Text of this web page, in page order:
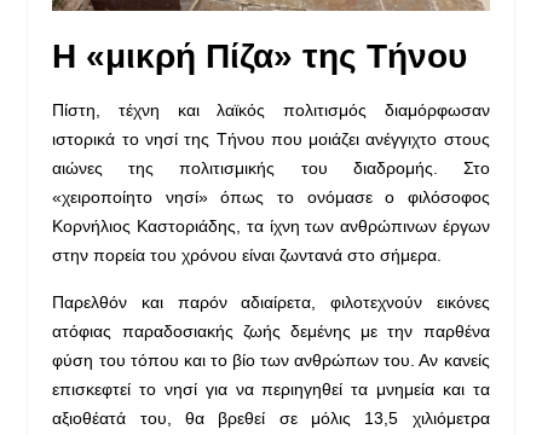
Η «μικρή Πίζα» της Τήνου
Πίστη, τέχνη και λαϊκός πολιτισμός διαμόρφωσαν
ιστορικά το νησί της Τήνου που μοιάζει ανέγγιχτο στους
αιώνες της πολιτισμικής του διαδρομής. Στο
«χειροποίητο νησί» όπως το ονόμασε ο φιλόσοφος
Κορνήλιος Καστοριάδης, τα ίχνη των ανθρώπινων έργων
στην πορεία του χρόνου είναι ζωντανά στο σήμερα.
Παρελθόν και παρόν αδιαίρετα, φιλοτεχνούν εικόνες
ατόφιας παραδοσιακής ζωής δεμένης με την παρθένα
φύση του τόπου και το βίο των ανθρώπων του. Αν κανείς
επισκεφτεί το νησί για να περιηγηθεί τα μνημεία και τα
αξιοθέατά του, θα βρεθεί σε μόλις 13,5 χιλιόμετρα